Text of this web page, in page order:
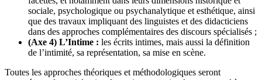
sociale, psychologique ou psychanalytique et esthétique, ainsi
que des travaux impliquant des linguistes et des didacticiens
dans des approches complémentaires des discours spécialisés ;
(Axe 4) L’Intime : les écrits intimes, mais aussi la définition
de l’intimité, sa représentation, sa mise en scène.
Toutes les approches théoriques et méthodologiques seront